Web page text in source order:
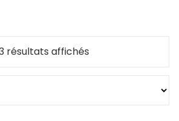
résultats affichés